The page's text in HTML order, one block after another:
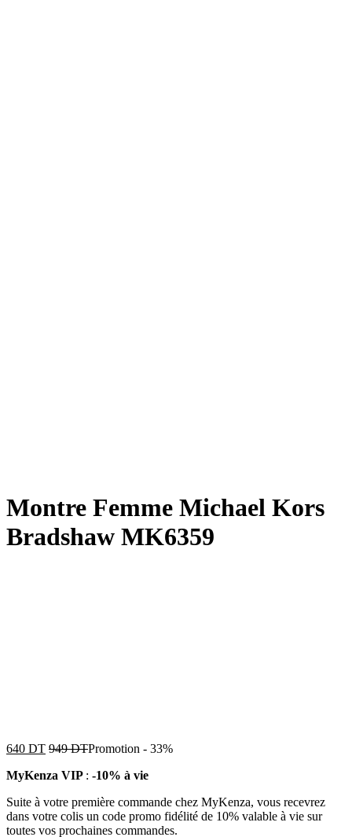
Montre Femme Michael Kors
Bradshaw MK6359
640 DT 949DTPromotion - 33%
MyKenza VIP : -10% à vie
Suite à votre première commande chez MyKenza, vous recevrez
dans votre colis un code promo fidélité de 10% valable à vie sur
toutes vos prochaines commandes.